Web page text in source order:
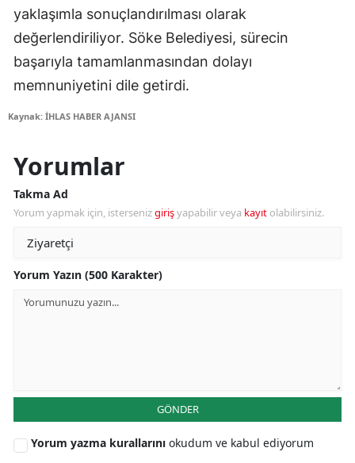
yaklaşımla sonuçlandırılması olarak
değerlendiriliyor. Söke Belediyesi, sürecin
başarıyla tamamlanmasından dolayı
memnuniyetini dile getirdi.
Kaynak: İHLAS HABER AJANSI
Yorumlar
Takma Ad
Yorum yapmak için, istersenizgirişyapabilir veya kayıt olabilirsiniz.
Yorum Yazın (500 Karakter)
GÖNDER
Yorum yazma kurallarını okudum ve kabul ediyorum